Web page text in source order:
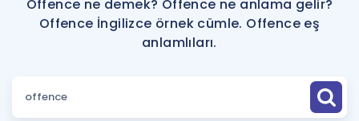
ÜYE DEĞİLİM
Faydalı Araçlar
Sözlük
Hakkımızda
Offence ne demek? Offence ne anlama gelir?
Offence İngilizce örnek cümle. Offence eş
anlamlıları.